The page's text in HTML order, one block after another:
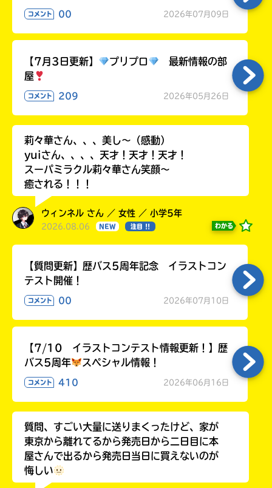
コメント 00 2026年07月09日
【7月3日更新】 プリプロ
最新情報の部
屋
コメント 209 2026年05月26日
莉々華さん、、、美し〜（感動）
yuiさん、、、、天才！天才！天才！
スーパミラクル莉々華さん笑顔〜
癒される！！！
ウィンネル さん ／ 女性 ／ 小学5年
2026.08.06 NEW 注目 !! わかる
【質問更新】歴バス5周年記念 イラストコン
テスト開催！
コメント 00 2026年07月10日
【7/10 イラストコンテスト情報更新！】歴
バス5周年
スペシャル情報！
コメント 410 2026年06月16日
質問、すごい大量に送りまくったけど、家が
東京から離れてるから発売日から二日目に本
屋さんで出るから発売日当日に買えないのが
悔しい
い
う
度
て
み
て
ね